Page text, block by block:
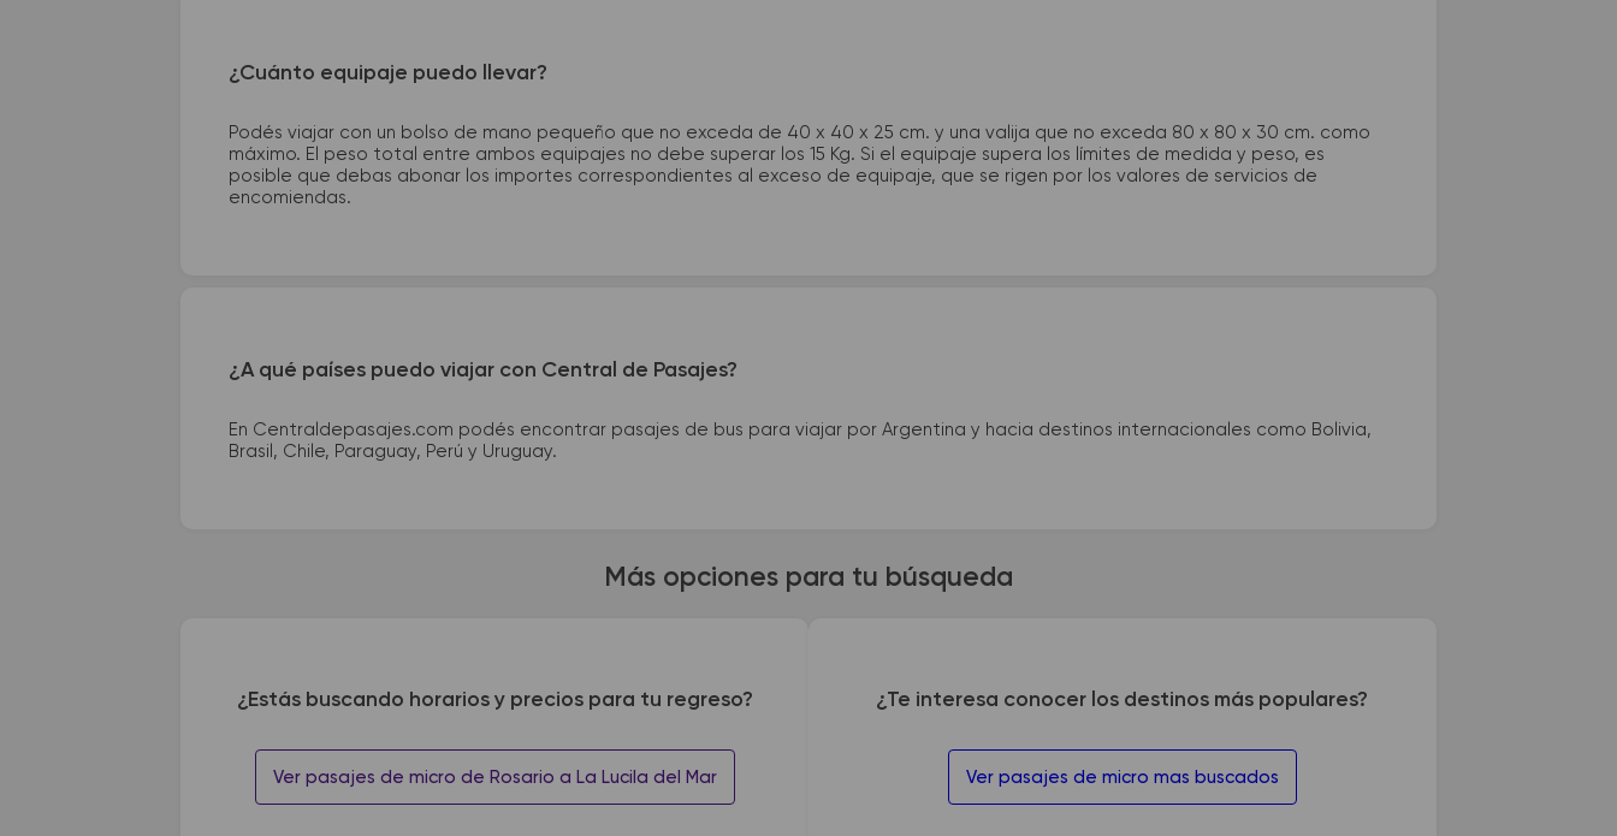
¿Cuánto equipaje puedo llevar?
Podés viajar con un bolso de mano pequeño que no exceda de 40 x 40 x 25 cm. y una valija que no exceda 80 x 80 x 30 cm. como
máximo. El peso total entre ambos equipajes no debe superar los 15 Kg. Si el equipaje supera los límites de medida y peso, es
posible que debas abonar los importes correspondientes al exceso de equipaje, que se rigen por los valores de servicios de
encomiendas.
¿A qué países puedo viajar con Central de Pasajes?
En Centraldepasajes.com podés encontrar pasajes de bus para viajar por Argentina y hacia destinos internacionales como Bolivia,
Brasil, Chile, Paraguay, Perú y Uruguay.
Más opciones para tu búsqueda
¿Estás buscando horarios y precios para tu regreso?
Ver pasajes de micro de Rosario a La Lucila del Mar
¿Te interesa conocer los destinos más populares?
Ver pasajes de micro mas buscados